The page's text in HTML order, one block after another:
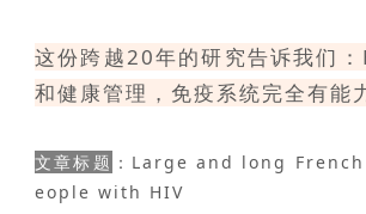
这份跨越20年的研究告诉我们
和健康管理，免疫系统完全有能
文章标题 ：Large and long
eople with HIV